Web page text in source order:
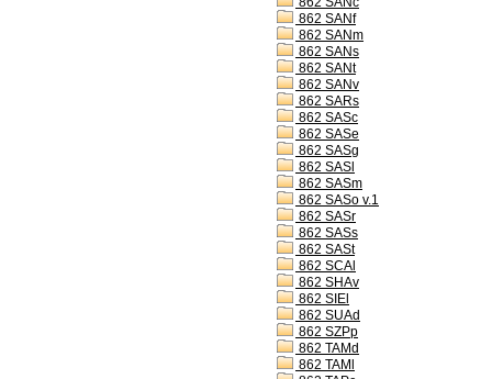
862 SANf
862 SANm
862 SANs
862 SANt
862 SANv
862 SARs
862 SASc
862 SASe
862 SASg
862 SASl
862 SASm
862 SASo v.1
862 SASr
862 SASs
862 SASt
862 SCAl
862 SHAv
862 SIEl
862 SUAd
862 SZPp
862 TAMd
862 TAMl